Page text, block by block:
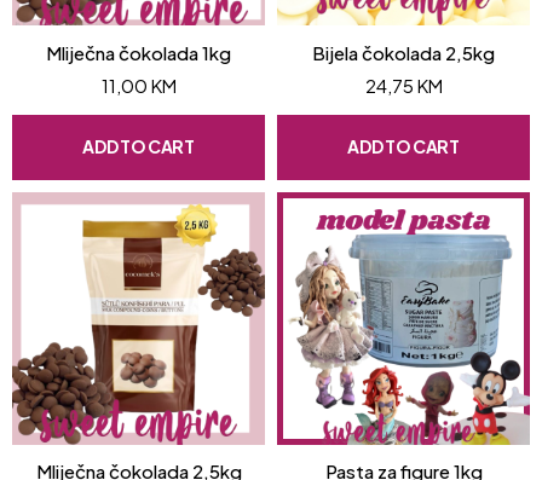
Mliječna čokolada 1kg
11,00 KM
ADD TO CART
Bijela čokolada 2,5kg
24,75 KM
ADD TO CART
Mliječna čokolada 2,5kg
Pasta za figure 1kg